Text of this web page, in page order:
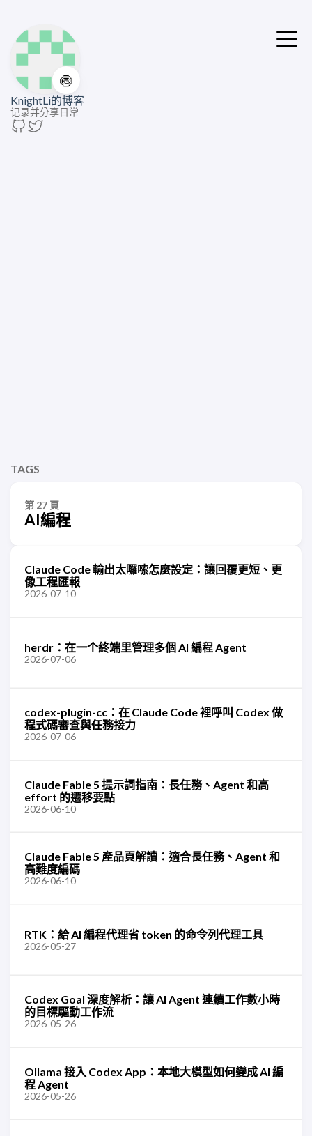
🍥
KnightLi的博客
记录并分享日常
TAGS
第 27 頁
AI編程
Claude Code 輸出太囉嗦怎麼設定：讓回覆更短、更
像工程匯報
2026-07-10
herdr：在一个終端里管理多個 AI 編程 Agent
2026-07-06
codex-plugin-cc：在 Claude Code 裡呼叫 Codex 做
程式碼審查與任務接力
2026-07-06
Claude Fable 5 提示詞指南：長任務、Agent 和高
effort 的遷移要點
2026-06-10
Claude Fable 5 產品頁解讀：適合長任務、Agent 和
高難度編碼
2026-06-10
RTK：給 AI 編程代理省 token 的命令列代理工具
2026-05-27
Codex Goal 深度解析：讓 AI Agent 連續工作數小時
的目標驅動工作流
2026-05-26
Ollama 接入 Codex App：本地大模型如何變成 AI 編
程 Agent
2026-05-26